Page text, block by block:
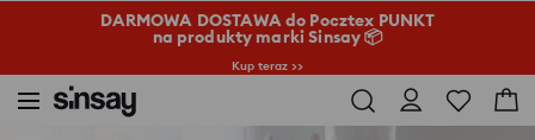
DARMOWA DOSTAWA do Pocztex PUNKT
na produkty marki Sinsay 📦
Kup teraz >>